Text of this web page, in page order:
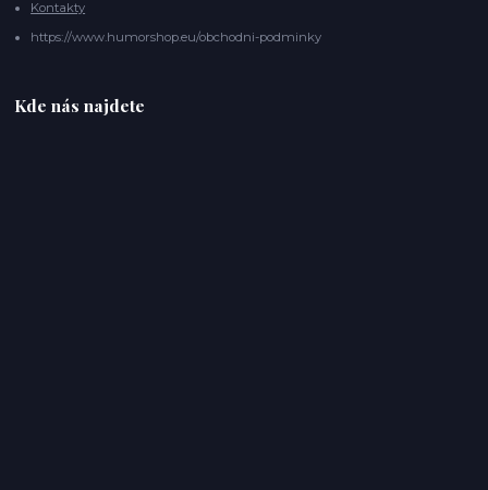
Kontakty
https://www.humorshop.eu/obchodni-podminky
Kde nás najdete